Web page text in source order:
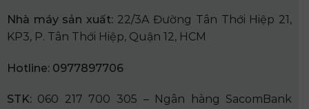
Nhà máy sản xuất: 22/3A Đường Tân Thới Hiệp 21,
KP3, P. Tân Thới Hiệp, Quận 12, HCM
Hotline: 0977897706
STK:060 217 700 305 – Ngân hàng SacomBank